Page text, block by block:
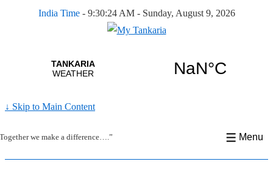
India Time- 9:30:24 AM - Sunday, August 9, 2026
↓ Skip to Main Content
we make a difference….” Menu